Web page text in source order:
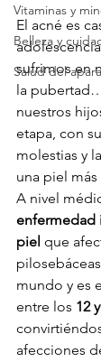
Vitaminas y
Belleza y
Salud del
El acné es
sufrimos en
la
nuestros
etapa, con
molestias y
una piel
A nivel
enfermedad
piel que
mundo y es
entre los 12
afecciones